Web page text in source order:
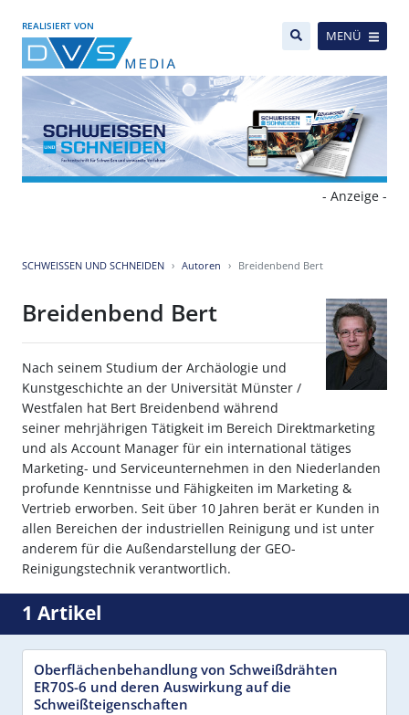
REALISIERT VON
MENÜ
- Anzeige -
SCHWEISSEN UND SCHNEIDEN Autoren Breidenbend Bert
Breidenbend Bert
Nach seinem Studium der Archäologie und
Kunstgeschichte an der Universität Münster /
Westfalen hat Bert Breidenbend während
seiner mehrjährigen Tätigkeit im Bereich Direktmarketing
und als Account Manager für ein international tätiges
Marketing- und Serviceunternehmen in den Niederlanden
profunde Kenntnisse und Fähigkeiten im Marketing &
Vertrieb erworben. Seit über 10 Jahren berät er Kunden in
allen Bereichen der industriellen Reinigung und ist unter
anderem für die Außendarstellung der GEO-
Reinigungstechnik verantwortlich.
1 Artikel
Oberflächenbehandlung von Schweißdrähten
ER70S-6 und deren Auswirkung auf die
Schweißteigenschaften